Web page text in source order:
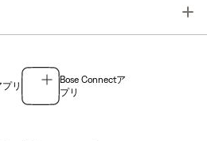
リ
Bose Connectア
プリ